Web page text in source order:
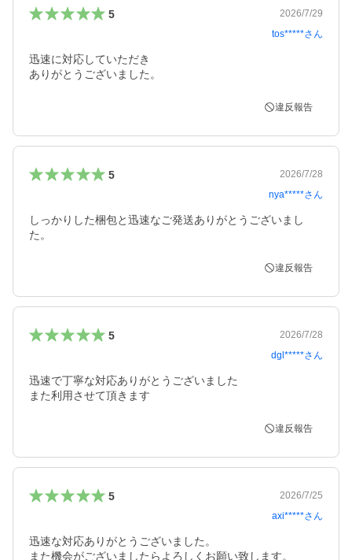
5
2026/7/29
tos*****さん
迅速に対応していただき
ありがとうございました。
違反報告
5
2026/7/28
nya*****さん
しっかりした梱包と迅速なご発送ありがとうございまし
た。
違反報告
5
2026/7/28
dgl*****さん
迅速で丁寧な対応ありがとうございました
また利用させて頂きます
違反報告
5
2026/7/25
axi*****さん
迅速な対応ありがとうございました。
また機会がございましたらよろしくお願い致します。